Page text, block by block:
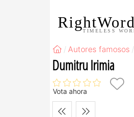
TIMELESS
Autores famosos
Dumitru Irimia
Vota ahora